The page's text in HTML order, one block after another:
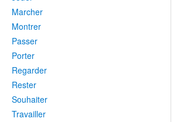
Marcher
Montrer
Passer
Porter
Regarder
Rester
Souhaiter
Travailler